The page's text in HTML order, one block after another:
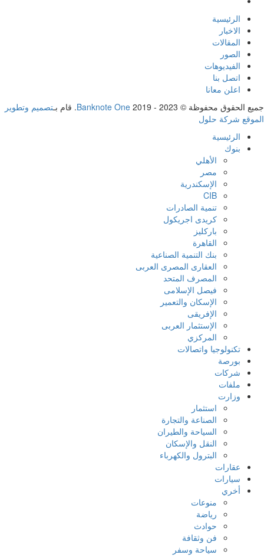
الرئيسية
الاخبار
المقالات
الصور
الفيديوهات
اتصل بنا
اعلن معانا
جميع الحقوق محفوظة ©
Banknote One 2019 - 2023. قام بـ
تصميم وتطوير
الموقع شركة حلول
الرئيسية
بنوك
الأهلي
مصر
الإسكندرية
CIB
تنمية الصادرات
كريدى اجريكول
باركليز
القاهرة
بنك التنمية الصناعية
العقارى المصرى العربى
المصرف المتحد
فيصل الإسلامى
الإسكان والتعمير
الإفريقى
الإستثمار العربى
المركزي
تكنولوجيا واتصالات
بورصة
شركات
ملفات
وزارت
استثمار
الصناعة والتجارة
السياحة والطيران
النقل والإسكان
البترول والكهرباء
عقارات
سيارات
أخري
منوعات
رياضة
حوادث
فن وثقافة
سياحة وسفر